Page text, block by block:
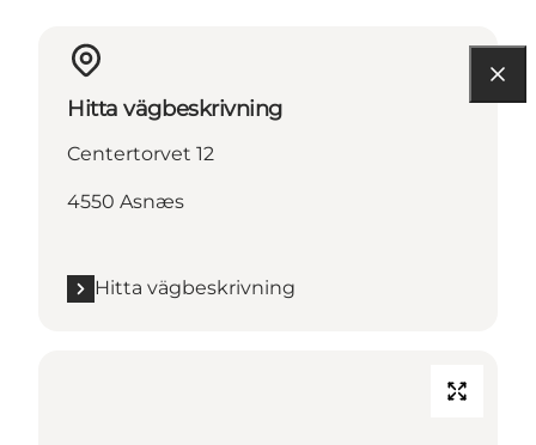
Hitta vägbeskrivning
Centertorvet 12
4550 Asnæs
Hitta vägbeskrivning